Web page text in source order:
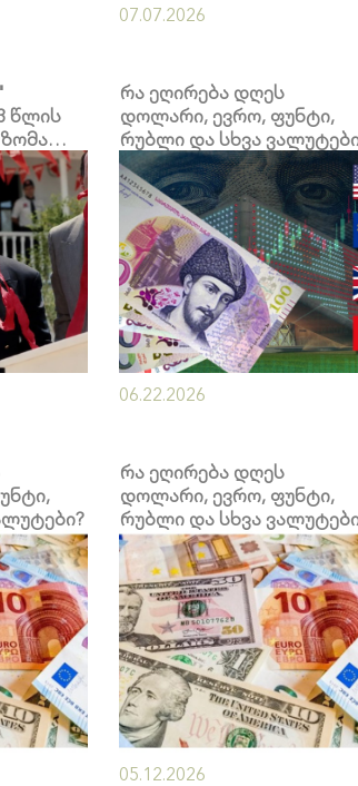
07.07.2026
წლის
რა ეღირება დღეს
დოლარი, ევრო, ფუნტი,
რუბლი და სხვა
06.22.2026
რა ეღირება დღეს
დოლარი, ევრო, ფუნტი,
რუბლი და სხვა
05.12.2026